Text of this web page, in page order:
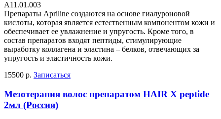
А11.01.003
Препараты Apriline создаются на основе гиалуроновой
кислоты, которая является естественным компонентом кожи и
обеспечивает ее увлажнение и упругость. Кроме того, в
состав препаратов входят пептиды, стимулирующие
выработку коллагена и эластина – белков, отвечающих за
упругость и эластичность кожи.
15500 р. Записаться
Мезотерапия волос препаратом HAIR X peptide
2мл (Россия)